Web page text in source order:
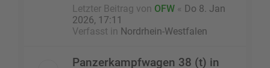
Letzter Beitrag von OFW « Do 8. Jan
2026, 17:11
Verfasst in Nordrhein-Westfalen
Panzerkampfwagen 38 (t) in